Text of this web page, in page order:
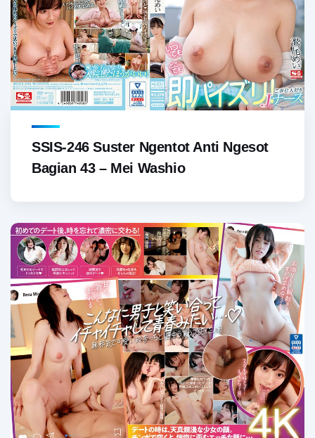
SSIS-246 Suster Ngentot Anti Ngesot
Bagian 43 – Mei Washio